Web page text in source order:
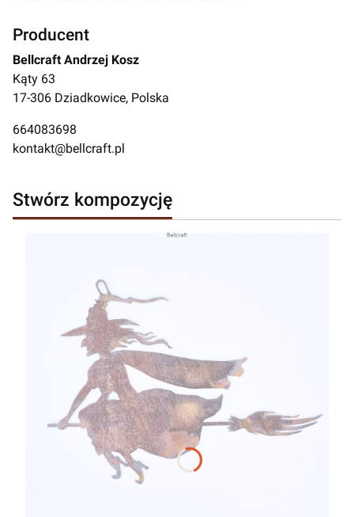
Producent
Bellcraft Andrzej Kosz
Kąty 63
17-306 Dziadkowice, Polska
664083698
kontakt@bellcraft.pl
Stwórz kompozycję